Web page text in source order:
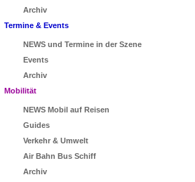
Archiv
Termine & Events
NEWS und Termine in der Szene
Events
Archiv
Mobilität
NEWS Mobil auf Reisen
Guides
Verkehr & Umwelt
Air Bahn Bus Schiff
Archiv